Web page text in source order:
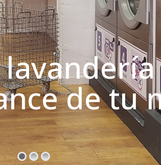
de tu